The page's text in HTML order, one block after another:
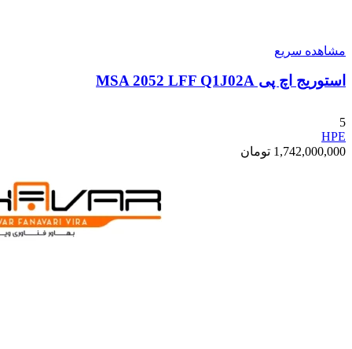
مشاهده سریع
استوریج اچ پی MSA 2052 LFF Q1J02A
5
HPE
1,742,000,000 تومان